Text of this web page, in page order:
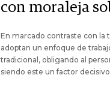
con moraleja
En marcado contraste con la
adoptan un enfoque de
tradicional, obligando al
siendo este un factor